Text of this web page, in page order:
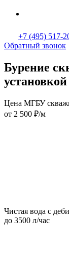
+7 (495) 517-
Обратный звонок
Бурение
Цена МГБУ
от 2 500 ₽/м
Чистая вода с
до 3500 л/час